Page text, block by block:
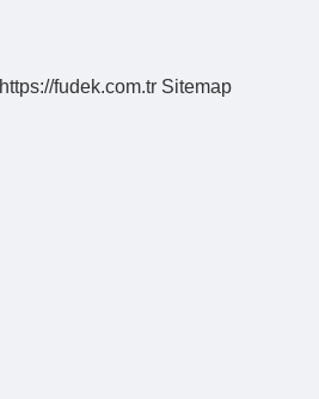
https://fudek.com.tr Sitemap